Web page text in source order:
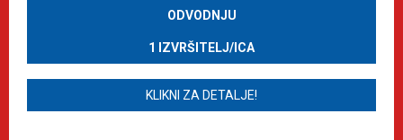
ODVODNJU
1 IZVRŠITELJ/ICA
KLIKNI ZA DETALJE!